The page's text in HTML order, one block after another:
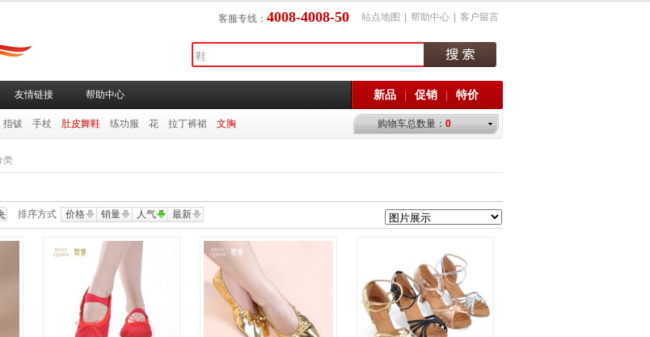
站点地图 帮助中心 客户留言
客服专线： 4008-4008-50
友情链接 帮助中心 新品 促销 特价
指钹 手杖 肚皮舞鞋 练功服 花 拉丁裤裙 文胸 购物车总数量： 0
类
排序方式 价格 销量 人气 最新